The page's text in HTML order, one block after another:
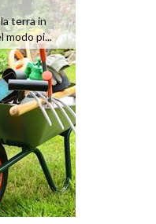
terra in
modo pi...